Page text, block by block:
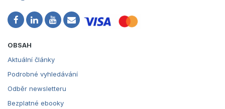
OBSAH
Aktuální články
Podrobné vyhledávání
Odběr newsletteru
Bezplatné ebooky